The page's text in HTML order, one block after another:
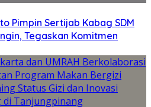
Pimpin Sertijab Kabag SDM
Tegaskan Komitmen